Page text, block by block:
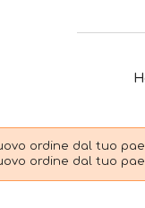
ordine dal tuo
ordine dal tuo